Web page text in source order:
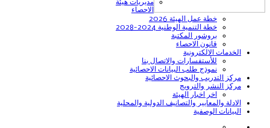
مديريات هيئة
الاحصاء
خطة عمل الهيئة 2026
خطة التنمية الوطنية 2024-2028
بروشور المكتبة
قانون الاحصاء
الخدمات الالكترونية
للأستفسارات والاتصال بنا
نموذج طلب البيانات الاحصائية
مركز التدريب والبحوث الاحصائية
مركز النشر والترويج
اخر اخبار الهيئة
الادلة والمعايير والتصانيف الدولية والمحلية
البيانات الوصفية